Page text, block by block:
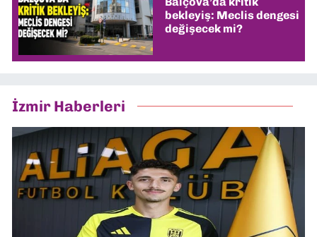
bekleyiş: Meclis dengesi
değişecek mi?
İzmir Haberleri